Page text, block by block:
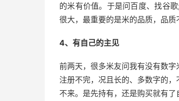
的米有价值。于是问百度、找谷
很大，最重要的是米的品质，品质
4、有自己的主见
前两天，很多米友问我有没有数
注册不完，况且长的、多数字的
不来。是先持有，还是购买就有